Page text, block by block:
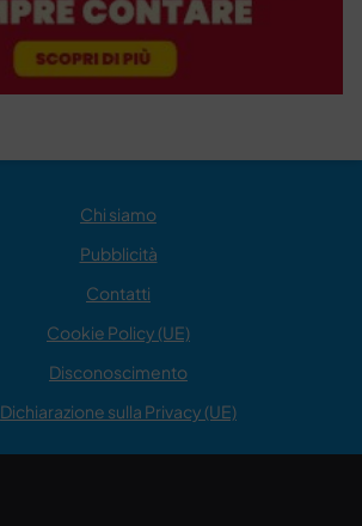
Chi siamo
Pubblicità
Contatti
Cookie Policy (UE)
Disconoscimento
Dichiarazione sulla Privacy (UE)